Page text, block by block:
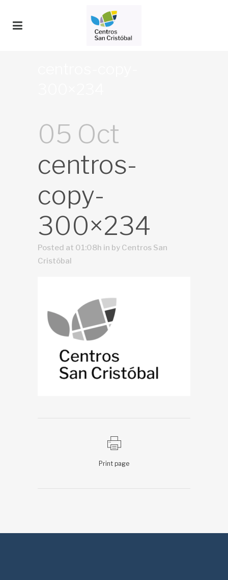
05 Oct
centros-
copy-
300×234
Posted at 01:08h in by Centros San
Cristóbal
Print page